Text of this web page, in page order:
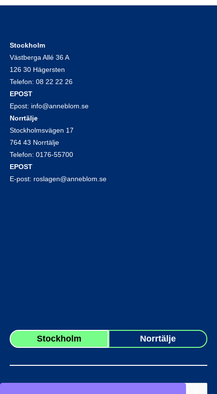
Stockholm
Västberga Allé 36 A
126 30 Hägersten
Telefon: 08 22 22 26
EPOST
Epost: info@anneblom.se
Norrtälje
Stockholmsvägen 17
764 43 Norrtälje
Telefon: 0176-55700
EPOST
E-post: roslagen@anneblom.se
Stockholm Norrtälje